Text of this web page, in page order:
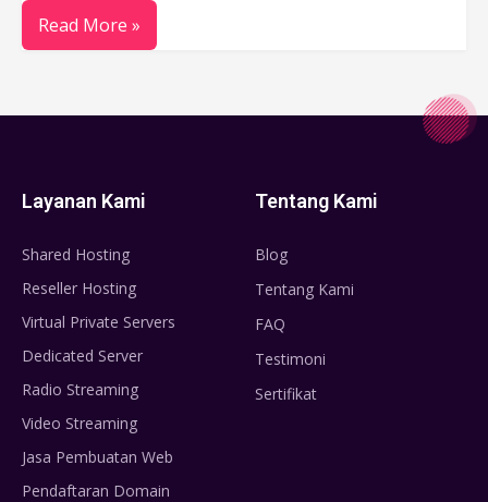
Read More »
Layanan Kami
Shared Hosting
Reseller Hosting
Virtual Private Servers
Dedicated Server
Radio Streaming
Video Streaming
Jasa Pembuatan Web
Pendaftaran Domain
Tentang Kami
Blog
Tentang Kami
FAQ
Testimoni
Sertifikat